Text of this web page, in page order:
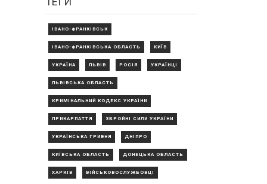
ІВАНО-ФРАНКІВСЬК
ІВАНО-ФРАНКІВСЬКА ОБЛАСТЬ КИЇВ
УКРАЇНА ЛЬВІВ РОСІЯ УКРАЇНЦІ
ЛЬВІВСЬКА ОБЛАСТЬ
КРИМІНАЛЬНИЙ КОДЕКС УКРАЇНИ
ПРИКАРПАТТЯ ЗБРОЙНІ СИЛИ УКРАЇНИ
УКРАЇНСЬКА ГРИВНЯ ДНІПРО
КИЇВСЬКА ОБЛАСТЬ ДОНЕЦЬКА ОБЛАСТЬ
ХАРКІВ ВІЙСЬКОВОСЛУЖБОВЦІ